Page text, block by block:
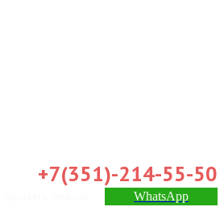
+7(351)-214-55-50
WhatsApp